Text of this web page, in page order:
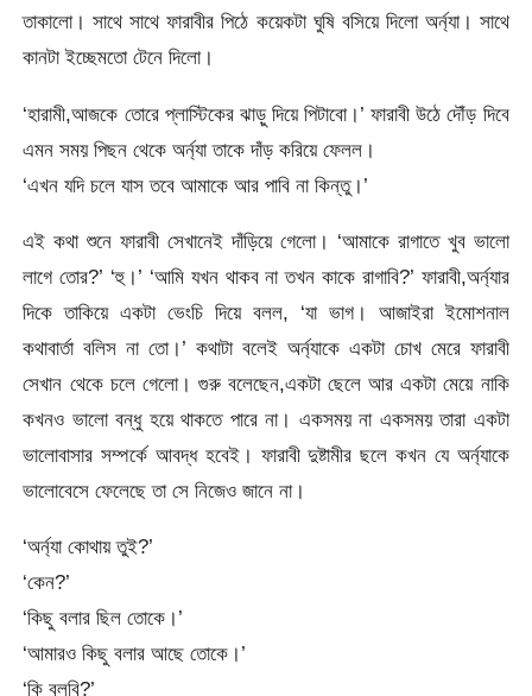
তাকালো। সাথে সাথে ফারাবীর পিঠে কয়েকটা ঘুষি বসিয়ে দিলো অর্ন্যা। সাথে
কানটা ইচ্ছেমতো টেনে দিলো।
‘হারামী,আজকে তোরে প্লাস্টিকের ঝাড়ু দিয়ে পিটাবো।’ ফারাবী উঠে দৌঁড় দিবে
এমন সময় পিছন থেকে অর্ন্যা তাকে দাঁড় করিয়ে ফেলল।
‘এখন যদি চলে যাস তবে আমাকে আর পাবি না কিন্তু।’
এই কথা শুনে ফারাবী সেখানেই দাঁড়িয়ে গেলো। ‘আমাকে রাগাতে খুব ভালো
লাগে তোর?’ ‘হু।’ ‘আমি যখন থাকব না তখন কাকে রাগাবি?’ ফারাবী,অর্ন্যার
দিকে তাকিয়ে একটা ভেংচি দিয়ে বলল, ‘যা ভাগ। আজাইরা ইমোশনাল
কথাবার্তা বলিস না তো।’ কথাটা বলেই অর্ন্যাকে একটা চোখ মেরে ফারাবী
সেখান থেকে চলে গেলো। গুরু বলেছেন,একটা ছেলে আর একটা মেয়ে নাকি
কখনও ভালো বন্ধু হয়ে থাকতে পারে না। একসময় না একসময় তারা একটা
ভালোবাসার সম্পর্কে আবদ্ধ হবেই। ফারাবী দুষ্টামীর ছলে কখন যে অর্ন্যাকে
ভালোবেসে ফেলেছে তা সে নিজেও জানে না।
‘অর্ন্যা কোথায় তুই?’
‘কেন?’
‘কিছু বলার ছিল তোকে।’
‘আমারও কিছু বলার আছে তোকে।’
‘কি বলবি?’